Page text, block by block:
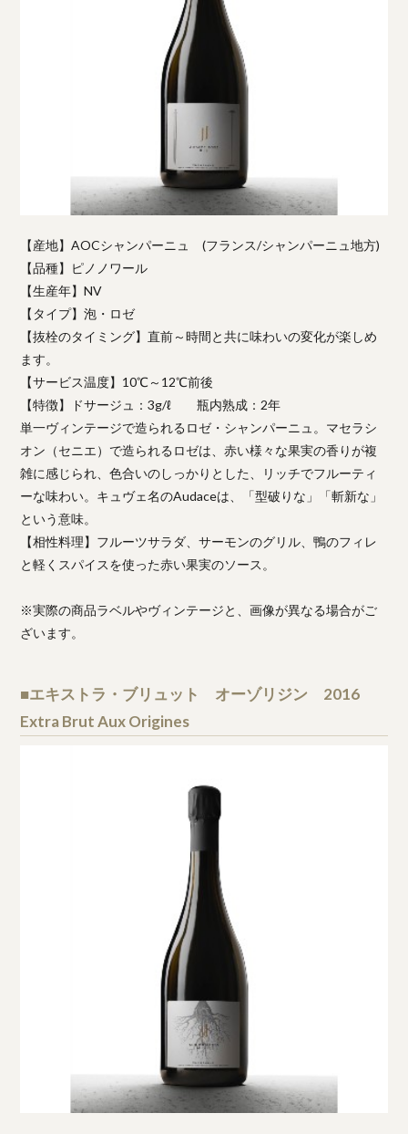
【産地】AOCシャンパーニュ (フランス/シャンパーニュ地方)
【品種】ピノノワール
【生産年】NV
【タイプ】泡・ロゼ
【抜栓のタイミング】直前～時間と共に味わいの変化が楽しめ
ます。
【サービス温度】10℃～12℃前後
【特徴】ドサージュ：3g/ℓ 瓶内熟成：2年
単一ヴィンテージで造られるロゼ・シャンパーニュ。マセラシ
オン（セニエ）で造られるロゼは、赤い様々な果実の香りが複
雑に感じられ、色合いのしっかりとした、リッチでフルーティ
ーな味わい。キュヴェ名のAudaceは、「型破りな」「斬新な」
という意味。
【相性料理】フルーツサラダ、サーモンのグリル、鴨のフィレ
と軽くスパイスを使った赤い果実のソース。
※実際の商品ラベルやヴィンテージと、画像が異なる場合がご
ざいます。
■エキストラ・ブリュット オーゾリジン 2016
Extra Brut Aux Origines